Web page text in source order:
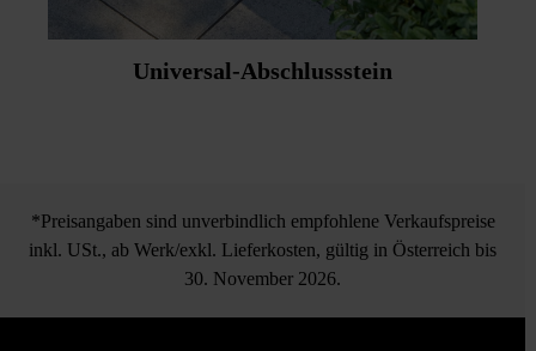
Universal-Abschlussstein
*Preisangaben sind unverbindlich empfohlene Verkaufspreise
inkl. USt., ab Werk/exkl. Lieferkosten, gültig in Österreich bis
30. November 2026.